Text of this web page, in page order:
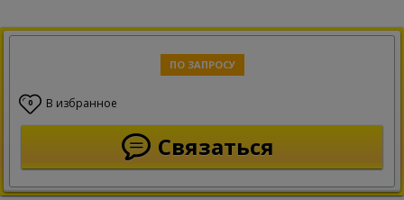
ПО ЗАПРОСУ
0 В избранное
Связаться